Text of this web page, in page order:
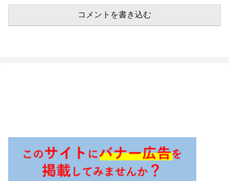
コメントを書き込む